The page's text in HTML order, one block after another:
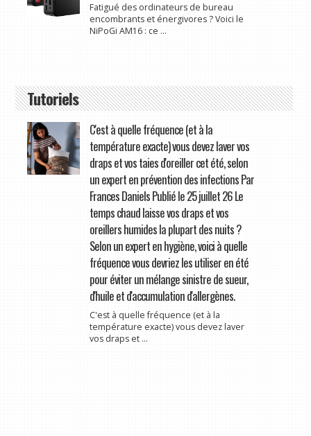
Fatigué des ordinateurs de bureau
encombrants et énergivores ? Voici le
NiPoGi AM16 : ce ...
Tutoriels
C'est à quelle fréquence (et à la
température exacte) vous devez laver vos
draps et vos taies d'oreiller cet été, selon
un expert en prévention des infections Par
Frances Daniels Publié le 25 juillet 26 Le
temps chaud laisse vos draps et vos
oreillers humides la plupart des nuits ?
Selon un expert en hygiène, voici à quelle
fréquence vous devriez les utiliser en été
pour éviter un mélange sinistre de sueur,
d'huile et d'accumulation d'allergènes.
C'est à quelle fréquence (et à la
température exacte) vous devez laver
vos draps et ...